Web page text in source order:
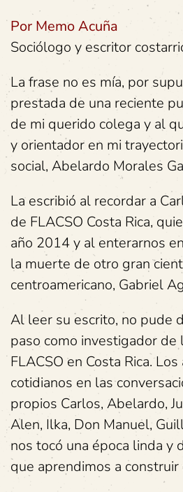
Por Memo Acuña
Sociólogo y escritor
La frase no es mía, por
prestada de una reciente
de mi querido colega y al
y orientador en mi
social, Abelardo Morales
La escribió al recordar a
de FLACSO Costa Rica,
año 2014 y al enterarnos
la muerte de otro gran
centroamericano, Gabriel
Al leer su escrito, no pude
paso como investigador de
FLACSO en Costa Rica.
cotidianos en las
propios Carlos, Abelardo,
Alen, Ilka, Don Manuel,
nos tocó una época linda y
que aprendimos a construir